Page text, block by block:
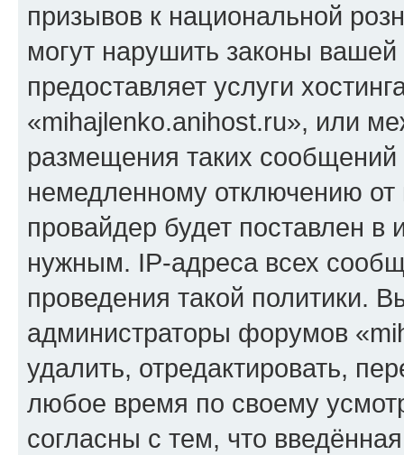
призывов к национальной
могут нарушить законы
предоставляет услуги
«mihajlenko.anihost.ru», или
размещения таких
немедленному отключению
провайдер будет поставлен в
нужным. IP-адреса всех
проведения такой политики.
администраторы форумов
удалить, отредактировать,
любое время по своему
согласны с тем, что